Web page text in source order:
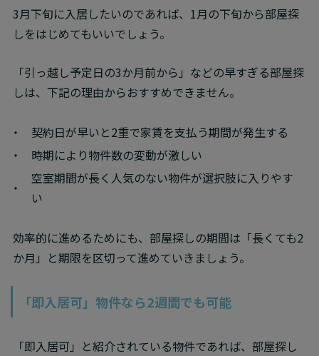
3月下旬に入居したいのであれば、1月の下旬から部屋探
しをはじめてもいいでしょう。
「引っ越し予定日の3か月前から」などの早すぎる部屋探
しは、下記の理由からおすすめできません。
契約日が早いと2重で家賃を支払う期間が発生する
時期により物件数の変動が激しい
空室期間が長く人気のない物件が選択肢に入りやす
い
効率的に進めるためにも、部屋探しの期間は「長くても2
か月」と期限を区切って進めていきましょう。
「即入居可」物件なら2週間でも可能
「即入居可」と紹介されている物件であれば、部屋探し